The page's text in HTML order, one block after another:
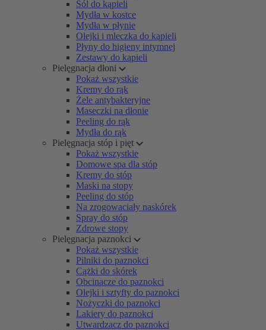
Sól do kąpieli
Mydła w kostce
Mydła w płynie
Olejki i mleczka do kąpieli
Płyny do higieny intymnej
Zestawy do kąpieli
Pielęgnacja dłoni
Pokaż wszystkie
Kremy do rąk
Żele antybakteryjne
Maseczki na dłonie
Peeling do rąk
Mydła do rąk
Pielęgnacja stóp i pięt
Pokaż wszystkie
Domowe spa dla stóp
Kremy do stóp
Maski na stopy
Peeling do stóp
Na zrogowaciały naskórek
Spray do stóp
Zdrowe stopy
Pielęgnacja paznokci
Pokaż wszystkie
Pilniki do paznokci
Cążki do skórek
Obcinacze do paznokci
Olejki i sztyfty do paznokci
Nożyczki do paznokci
Lakiery do paznokci
Utwardzacz do paznokci